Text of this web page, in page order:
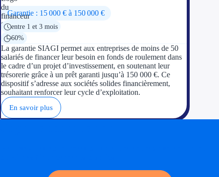
Garantie : 15 000 € à 150 000 €
entre 1 et 3 mois
60%
La garantie SIAGI permet aux entreprises de moins de 50
salariés de financer leur besoin en fonds de roulement dans
le cadre d’un projet d’investissement, en soutenant leur
trésorerie grâce à un prêt garanti jusqu’à 150 000 €. Ce
dispositif s’adresse aux sociétés solides financièrement,
souhaitant renforcer leur cycle d’exploitation.
En savoir plus